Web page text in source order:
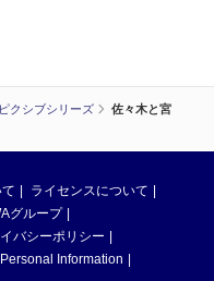
クシブシリーズ
佐々木と宮
ライセンスについて
グループ
バシーポリシー
Information